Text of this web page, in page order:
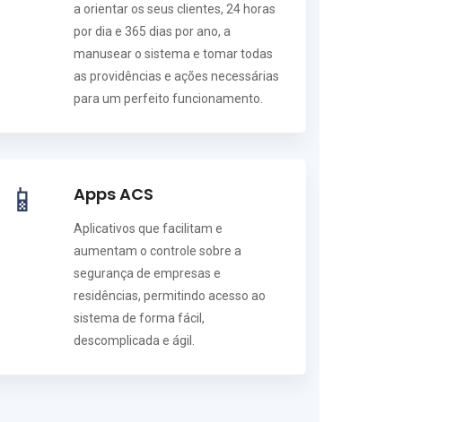
a orientar os seus clientes, 24 horas
por dia e 365 dias por ano, a
manusear o sistema e tomar todas
as providências e ações necessárias
para um perfeito funcionamento.
Apps ACS
Aplicativos que facilitam e
aumentam o controle sobre a
segurança de empresas e
residências, permitindo acesso ao
sistema de forma fácil,
descomplicada e ágil.